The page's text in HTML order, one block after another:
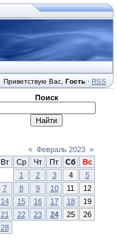
Приветствую Вас Гость · RSS
Поиск
« Февраль 2023 »
Вт Ср Чт Пт Сб
Вс
1
2 3 4
5
7 8 9 10 11
12
14 15 16 17 18
19
21 22 23 24 25
26
28